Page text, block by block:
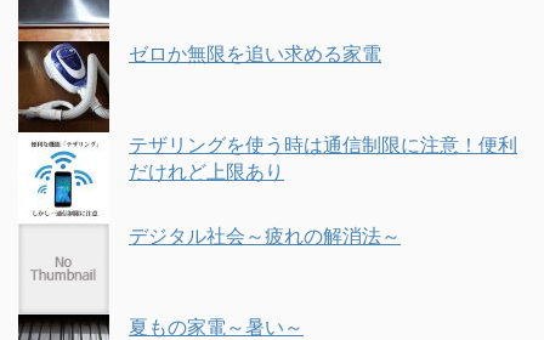
ゼロか無限を追い求める家電
テザリングを使う時は通信制限に注意！便利
だけれど上限あり
デジタル社会～疲れの解消法～
夏もの家電～暑い～